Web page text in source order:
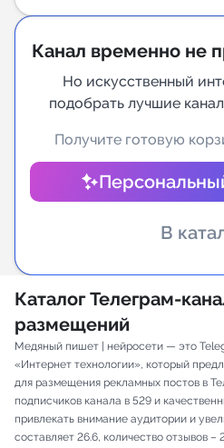
Аналитика MAX
Индивидуальное
Аналитика Telegram
Канал временно не
Но искусственный
подобрать лучшие
Получите готовую
В
Каталог Телеграм-
размещений
Медяный пишет | нейросети — это
«Интернет технологии», который
для размещения рекламных постов в
подписчиков канала в 529 и
привлекать внимание аудитории и
составляет 26.6, количество отзывов